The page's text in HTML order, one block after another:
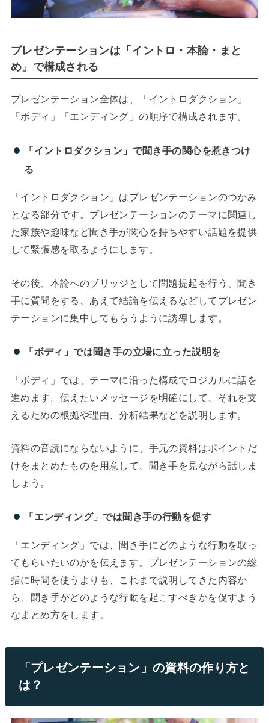
プレゼンテーションは「イントロ・本論・まと
め」で構成される
プレゼンテーション全体は、「イントロダクション」
「ボディ」「エンディング」の順序で構成されます。
「イントロダクション」で聞き手の関心を惹きつけ
る
「イントロダクション」はプレゼンテーションのつかみ
となる部分です。プレゼンテーションのテーマに関連し
た家族や趣味など聞き手が関心を持ちやすい話題を提供
して緊張感を取るようにします。
その後、本論へのブリッジとして問題提起を行う、聞き
手に質問をする、あえて結論を伝えるなどしてプレゼン
テーションに集中してもらうように誘導します。
「ボディ」では聞き手の立場に立った説明を
「ボディ」では、テーマに沿った構成でロジカルに話を
進めます。伝えたいメッセージを明確にして、それを支
えるための根拠や理由、分析結果などを説明します。
資料の音読にならないように、手元の資料はポイントだ
けをまとめたものを用意して、聞き手を見ながら話しま
しょう。
「エンディング」では聞き手の行動を促す
「エンディング」では、聞き手にどのような行動を取っ
てもらいたいのかを伝えます。プレゼンテーションの総
括に時間を使うよりも、これまで説明してきた内容か
ら、聞き手がどのような行動を起こすべきかを促すよう
なまとめ方をします。
「プレゼンテーション」の資料の作り方と
は？